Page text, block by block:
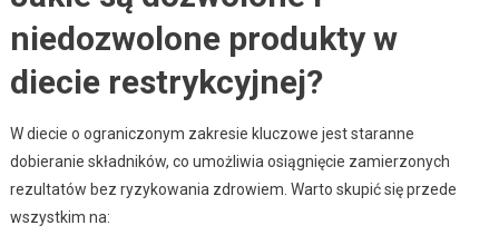
niedozwolone produkty w
diecie restrykcyjnej?
W diecie o ograniczonym zakresie kluczowe jest staranne
dobieranie składników, co umożliwia osiągnięcie zamierzonych
rezultatów bez ryzykowania zdrowiem. Warto skupić się przede
wszystkim na: